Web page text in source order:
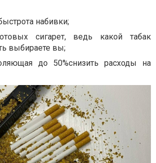
набивки;
сигарет, ведь какой табак
выбираете вы;
до 50%снизить расходы на